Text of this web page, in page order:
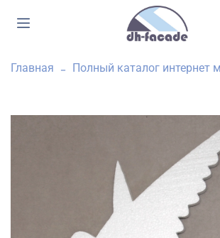
Главная Полный каталог интернет